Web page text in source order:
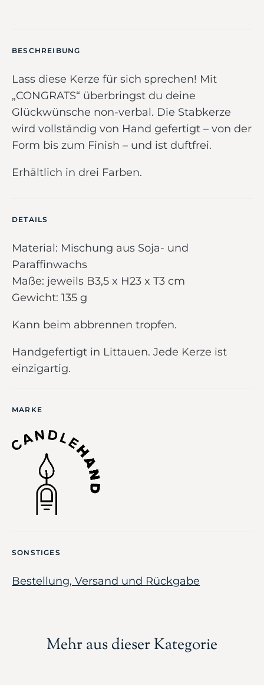
BESCHREIBUNG
Lass diese Kerze für sich sprechen! Mit
„CONGRATS“ überbringst du deine
Glückwünsche non-verbal. Die Stabkerze
wird vollständig von Hand gefertigt – von der
Form bis zum Finish – und ist duftfrei.
Erhältlich in drei Farben.
DETAILS
Material: Mischung aus Soja- und
Paraffinwachs
Maße: jeweils B3,5 x H23 x T3 cm
Gewicht: 135 g
Kann beim abbrennen tropfen.
Handgefertigt in Littauen. Jede Kerze ist
einzigartig.
MARKE
SONSTIGES
Bestellung, Versand und Rückgabe
Mehr aus dieser Kategorie